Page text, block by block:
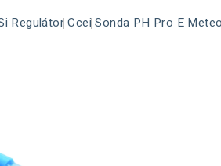
Regulátor Ccei Sonda PH Pro E